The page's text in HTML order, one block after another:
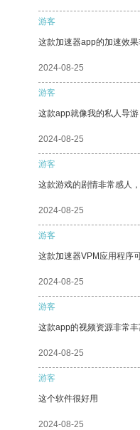
游客
这款加速器app的加速效
2024-08-25
游客
这款app就像我的私人导游
2024-08-25
游客
这款游戏的剧情非常感人
2024-08-25
游客
这款加速器VPM应用程序
2024-08-25
游客
这款app的视频资源非常丰
2024-08-25
游客
这个软件很好用
2024-08-25